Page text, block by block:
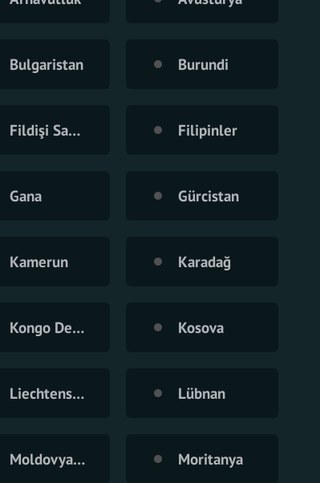
Bulgaristan Burundi
Fildişi Sahilleri Filipinler
Gana Gürcistan
Kamerun Karadağ
Kongo Demokratik Cumhuriyeti Kosova
Liechtenstein Lübnan
Moldovya Cumhuriyeti Moritanya